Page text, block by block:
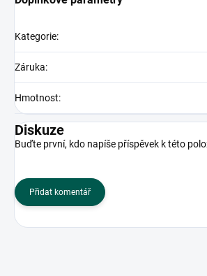
Kategorie:
Záruka:
Hmotnost:
Diskuze
Buďte první, kdo napíše příspěvek k této
Přidat komentář